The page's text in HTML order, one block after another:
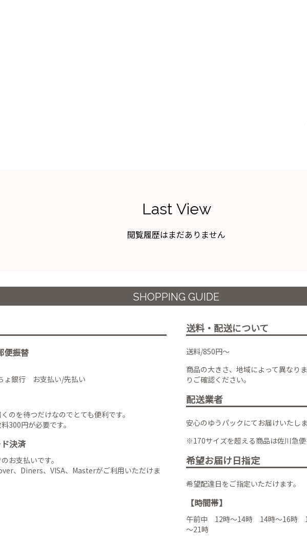
Last View
閲覧履歴はまだありません
SHOPPING GUIDE
便振替
ょ銀行 お支払い/先払い
のを待つだけなのでとても便利です。
300円が必要です。
決済
お支払いです。
、Diners、VISA、Masterがご利用いただけま
送料・配送について
送料/850円～
商品の大きさ、地域によって異なり
りご確認ください。
配送業者
安心のゆうパックにてお届けいたしま
※170サイズを超える商品は佐川急便
希望お届け日指定
希望配達日をご指定いただけます。
【時間帯】
午前中 12時～14時 14時～16時
～21時